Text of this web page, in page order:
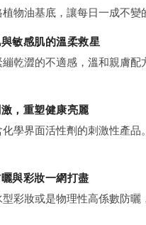
物油基底，讓每日一成不變
敏感肌的溫柔救星
乾澀的不適感，溫和親膚
，重塑健康亮麗
學界面活性劑的刺激性產
與彩妝一網打盡
彩妝或是物理性高係數防